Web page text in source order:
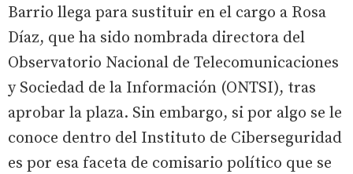
Barrio llega para sustituir en el cargo a Rosa
Díaz, que ha sido nombrada directora del
Observatorio Nacional de Telecomunicaciones
y Sociedad de la Información (ONTSI), tras
aprobar la plaza. Sin embargo, si por algo se le
conoce dentro del Instituto de Ciberseguridad
es por esa faceta de comisario político que se